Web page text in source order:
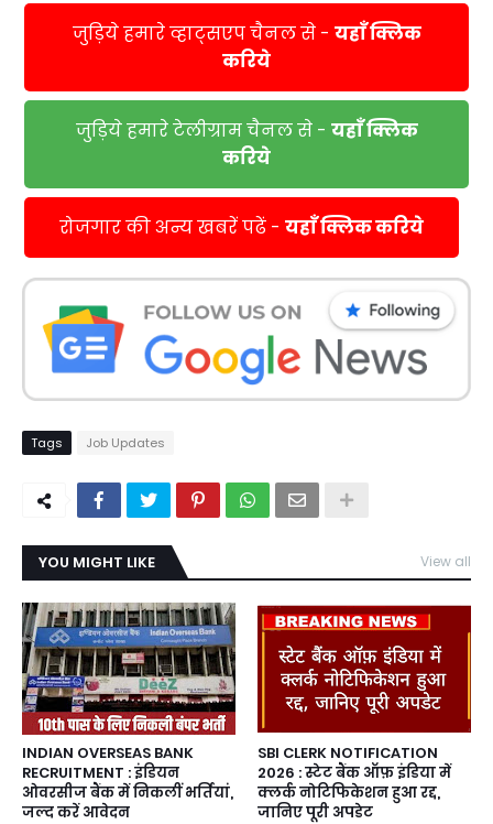
जुड़िये हमारे व्हाट्सएप चैनल से - यहाँ क्लिक
करिये
जुड़िये हमारे टेलीग्राम चैनल से - यहाँ क्लिक
करिये
रोजगार की अन्य खबरें पढें - यहाँ क्लिक करिये
Tags Job Updates
YOU MIGHT LIKE View all
INDIAN OVERSEAS BANK
RECRUITMENT : इंडियन
ओवरसीज बैंक में निकलीं भर्तियां,
जल्द करें आवेदन
SBI CLERK NOTIFICATION
2026 : स्टेट बैंक ऑफ़ इंडिया में
क्लर्क नोटिफिकेशन हुआ रद्द,
जानिए पूरी अपडेट